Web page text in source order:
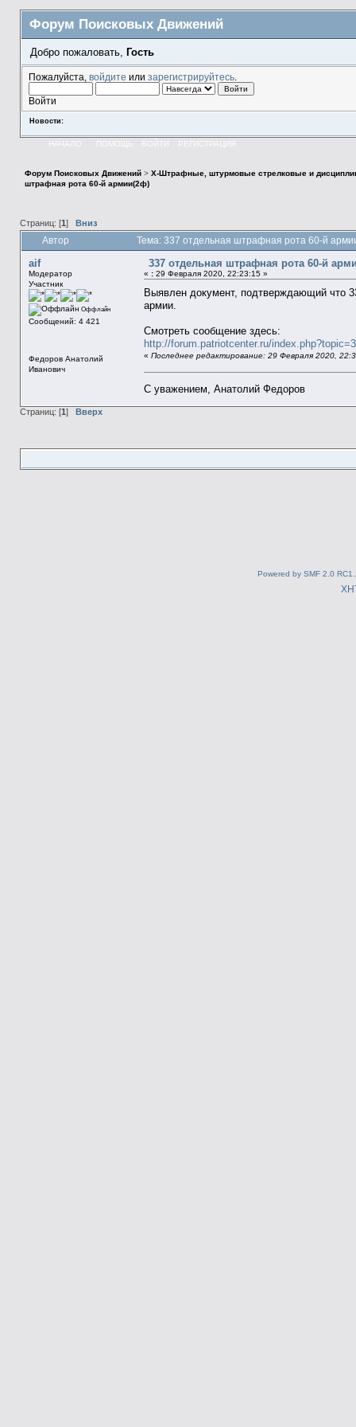
Форум Поисковых Движений
Добро пожаловать, Гость
Пожалуйста, войдите или зарегистрируйтесь.
Войти
Новости:
НАЧАЛО ПОМОЩЬ ВОЙТИ РЕГИСТРАЦИЯ
Форум Поисковых Движений> X-Штрафные, штурмовые стрелковые и
штрафная рота 60-й армии(2ф)
Страниц: [1 ] Вниз
Автор Тема: 337 отдельная штрафная рота 60-й
aif
Модератор
Участник
Оффлайн
Сообщений: 4 421
Федоров Анатолий
Иванович
337 отдельная штрафная рота 60-й
« :29 Февраля 2020, 22:23:15 »
Выявлен документ, подтверждающий что
армии.
Смотреть сообщение здесь:
http://forum.patriotcenter.ru/
« Последнее редактирование: 29 Февраля 2020,
С уважением, Анатолий Федоров
Страниц: [1 ] Вверх
Powered by SMF 2.0